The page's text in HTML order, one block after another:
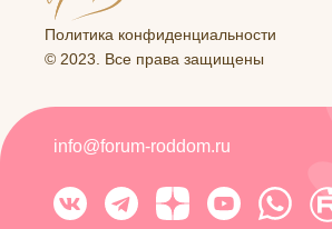
Политика конфиденциальности
© 2023. Все права защищены
info@forum-roddom.ru